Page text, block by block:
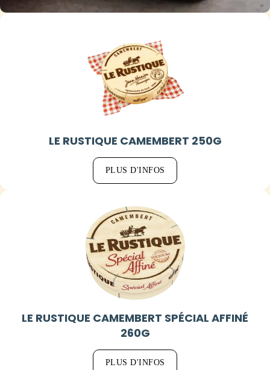
LE RUSTIQUE CAMEMBERT 250G
PLUS D'INFOS
LE RUSTIQUE CAMEMBERT SPÉCIAL AFFINÉ
260G
PLUS D'INFOS